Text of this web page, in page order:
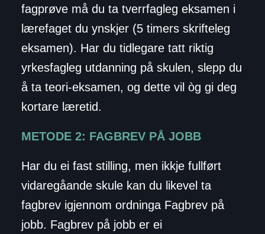
fagprøve må du ta tverrfagleg eksamen i
lærefaget du ynskjer (5 timers skrifteleg
eksamen). Har du tidlegare tatt riktig
yrkesfagleg utdanning på skulen, slepp du
å ta teori-eksamen, og dette vil òg gi deg
kortare læretid.
METODE 2: FAGBREV PÅ JOBB
Har du ei fast stilling, men ikkje fullført
vidaregåande skule kan du likevel ta
fagbrev igjennom ordninga Fagbrev på
jobb. Fagbrev på jobb er ei